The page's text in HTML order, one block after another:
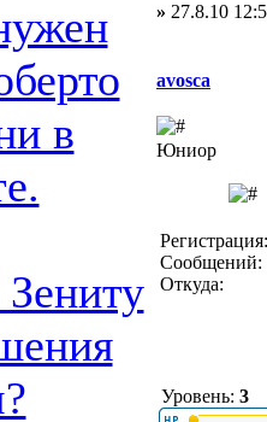
в
» 27.8.10
avosca
Юниор
Сообщений:
Откуда:
Уровень: 3